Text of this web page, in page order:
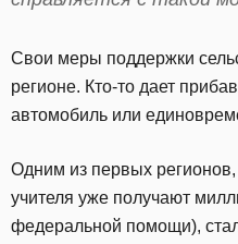
Свои меры поддержки
регионе. Кто-то дает
автомобиль или
Одним из первых
учителя уже получают
федеральной помощи),